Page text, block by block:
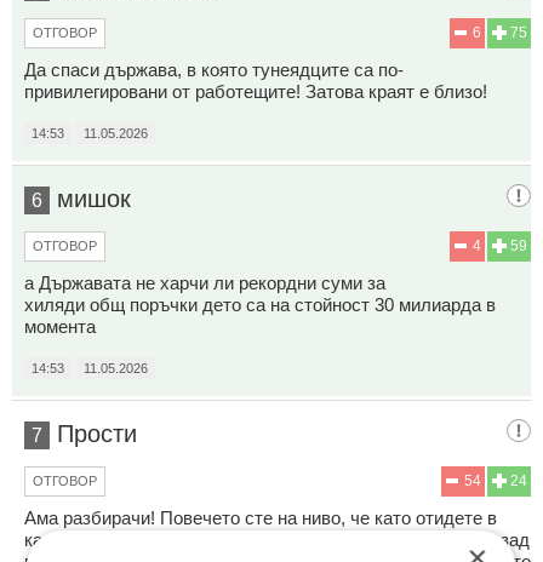
75
6
ОТГОВОР
Да спаси държава, в която тунеядците са по-
привилегировани от работещите! Затова краят е близо!
14:53 11.05.2026
6 мишок
59
4
ОТГОВОР
а Държавата не харчи ли рекордни суми за
хиляди общ поръчки дето са на стойност 30 милиарда в
момента
14:53 11.05.2026
7 Прости
24
54
ОТГОВОР
Ама разбирачи! Повечето сте на ниво, че като отидете в
кадастъра, не може да разберете какво ви казва жената зад